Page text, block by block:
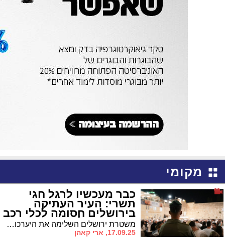
מקומי
כבר מעכשיו לרגל חגי
תשרי: העיר העתיקה
בירושלים חסומה לכלי רכב
פרטיים | כל הפרטים משטרת ירושלים השלימה את היערכותה לאבטחת אירועי הסליחות, ראש השנה ויום הכיפורים • ייחסמו צירים סביב העיר העתיקה, והציבור נקרא להיעזר בתחבורה הציבורית
17.09.25, ארי קאהן